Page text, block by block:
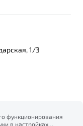
1/3
функционирования
в настройках